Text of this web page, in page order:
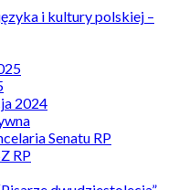
i kultury polskiej –
2024
Senatu RP
RP